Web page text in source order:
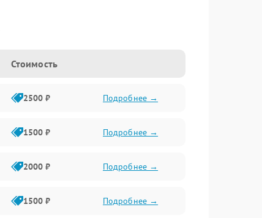
Стоимость
2500 ₽ Подробнее →
1500 ₽ Подробнее →
2000 ₽ Подробнее →
1500 ₽ Подробнее →